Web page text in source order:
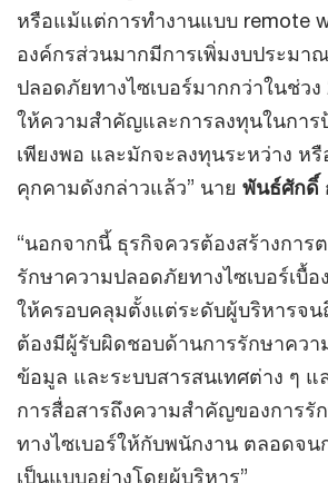
หรือแม้แต่การทำงานแบบ remote
องค์กรส่วนมากมีการเพิ่มงบประมา
ปลอดภัยทางไซเบอร์มากกว่าในช่ว
ให้ความสำคัญและการลงทุนในการ
เพียงพอ และมักจะลงทุนระหว่าง ห
คุกคามดังกล่าวแล้ว” นาย พันธ์ศักดิ์
“นอกจากนี้ ธุรกิจควรต้องสร้างการ
รักษาความปลอดภัยทางไซเบอร์เบื้
ให้ครอบคลุมตั้งแต่ระดับผู้บริหารจน
ต้องมีผู้รับผิดชอบด้านการรักษาคว
ข้อมูล และระบบสารสนเทศต่าง ๆ
การสื่อสารถึงความสำคัญของการรั
ทางไซเบอร์ให้กับพนักงาน ตลอดจน
เป็นแบบอย่างโดยผู้บริหาร”